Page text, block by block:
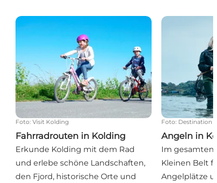
Fahrradrouten in Kolding
Foto: Visit Kolding
Fahrradrouten in Kolding
Erkunde Kolding mit dem Rad
und erlebe schöne Landschaften,
den Fjord, historische Orte und
Angeln in
Foto: Destination
Angeln in
Im gesamten
Kleinen Belt
Angelplätze